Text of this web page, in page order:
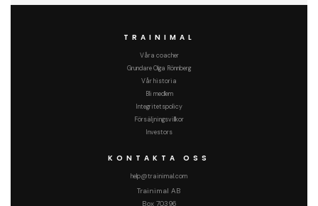
TRAINIMAL
Våra coacher
Grundare Olga Rönnberg
Vår historia
Bli medlem
Integritetspolicy
Försäljningsvillkor
Investors
KONTAKTA OSS
help@trainimal.com
Trainimal AB
Box 70396